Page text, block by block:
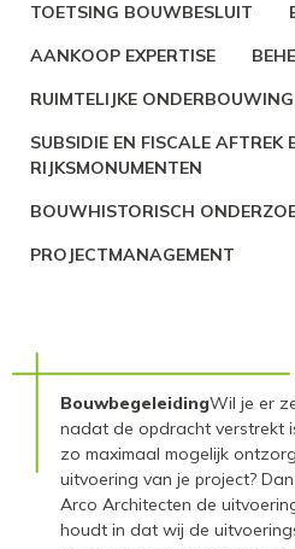
TOETSING BOUWBESLUIT
AANKOOP EXPERTISE
RUIMTELIJKE ONDERBOUWING
SUBSIDIE EN FISCALE AFTREK
RIJKSMONUMENTEN
BOUWHISTORISCH
PROJECTMANAGEMENT
BouwbegeleidingWil je er
nadat de opdracht verstrekt
zo maximaal mogelijk
uitvoering van je project?
Arco Architecten de
houdt in dat wij de